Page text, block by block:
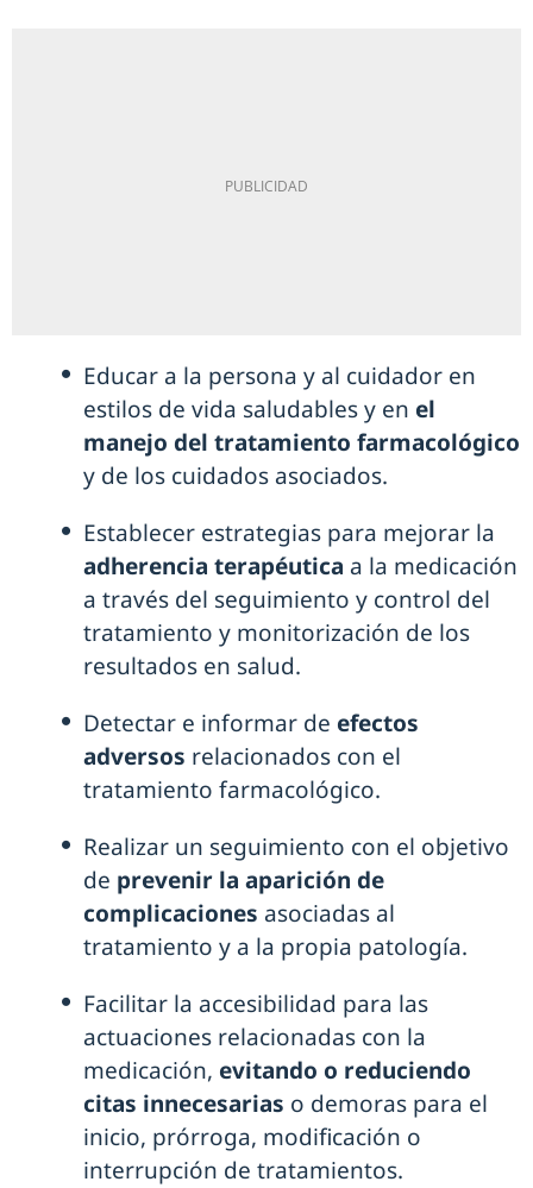
Educar a la persona y al cuidador en
estilos de vida saludables y en el
manejo del tratamiento farmacológico
y de los cuidados asociados.
Establecer estrategias para mejorar la
adherencia terapéutica a la medicación
a través del seguimiento y control del
tratamiento y monitorización de los
resultados en salud.
Detectar e informar de efectos
adversos relacionados con el
tratamiento farmacológico.
Realizar un seguimiento con el objetivo
de prevenir la aparición de
complicaciones asociadas al
tratamiento y a la propia patología.
Facilitar la accesibilidad para las
actuaciones relacionadas con la
medicación, evitando o reduciendo
citas innecesarias o demoras para el
inicio, prórroga, modificación o
interrupción de tratamientos.